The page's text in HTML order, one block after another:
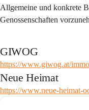
Allgemeine und konkrete
Genossenschaften
GIWOG
https://www.giwog.at/
Neue Heimat
https://www.neue-heimat-